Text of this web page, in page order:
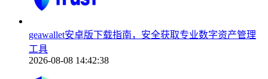
geawallet安卓版下载指南，安全获取专业数字资产管理
工具
2026-08-08 14:42:38